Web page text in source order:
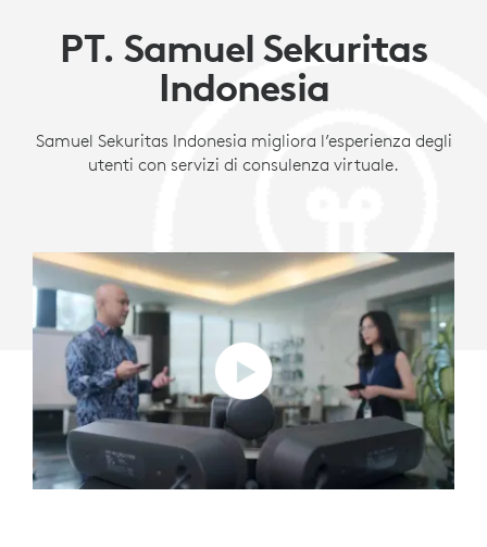
CLIENTI
CON
LOGITECH
PT. Samuel Sekuritas
Indonesia
Samuel Sekuritas Indonesia migliora l’esperienza degli
utenti con servizi di consulenza virtuale.